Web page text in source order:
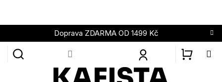
obsah
Doprava ZDARMA OD 1499 Kč